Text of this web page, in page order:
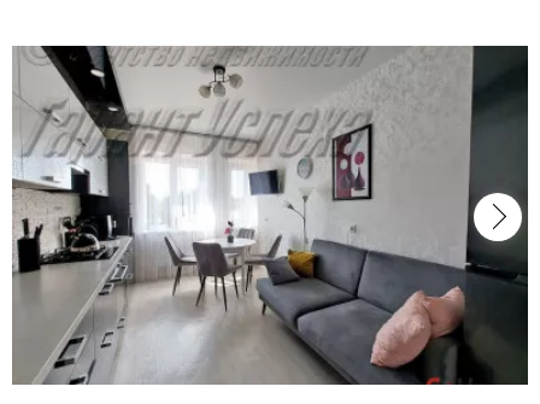
Комерческая недвижимость
Продажа коммерческой недвижимости
Аренда коммерческой недвижимости
Другие разделы
Новости
Агентства
Ремонт квартир